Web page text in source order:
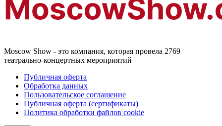
Moscow Show - это компания, которая провела 2769
театрально-концертных мероприятий
Публичная оферта
Обработка данных
Пользовательское соглашение
Публичная оферта (сертификаты)
Политика обработки файлов cookie